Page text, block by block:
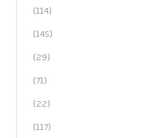
(114)
(145)
(29)
(71)
(22)
(117)